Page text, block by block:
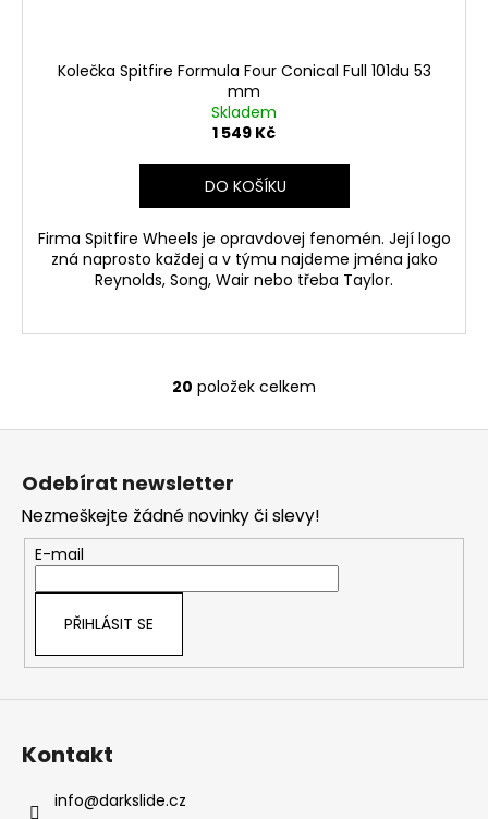
Kolečka Spitfire Formula Four Conical Full 101du 53
mm
Skladem
1 549 Kč
DO KOŠÍKU
Firma Spitfire Wheels je opravdovej fenomén. Její logo
zná naprosto každej a v týmu najdeme jména jako
Reynolds, Song, Wair nebo třeba Taylor.
O
v
a
c
í
p
k
v
20 položek celkem
Z
Odebírat newsletter
Nezmeškejte žádné novinky či slevy!
E-mail
PŘIHLÁSIT SE
Kontakt
info@darkslide.cz